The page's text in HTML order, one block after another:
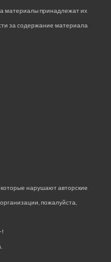
материалы принадлежат их
за содержание материала
нарушают авторские
пожалуйста,